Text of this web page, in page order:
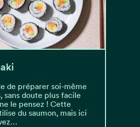
de préparer soi-même
sans doute plus facile
le pensez ! Cette
du saumon, mais ici